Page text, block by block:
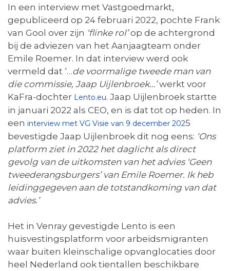
In een interview met Vastgoedmarkt,
gepubliceerd op 24 februari 2022, pochte Frank
van Gool over zijn ‘flinke rol’op de achtergrond
bij de adviezen van het Aanjaagteam onder
Emile Roemer. In dat interview werd ook
vermeld dat ‘…de voormalige tweede man van
die commissie, Jaap Uijlenbroek…’werkt voor
KaFra-dochter Lento.eu. Jaap Uijlenbroek startte
in januari 2022 als CEO, en is dat tot op heden. In
een interview met VG Visie van 9 december 2025
bevestigde Jaap Uijlenbroek dit nog eens: ‘Ons
platform ziet in 2022 het daglicht als direct
gevolg van de uitkomsten van het advies ‘Geen
tweederangsburgers’ van Emile Roemer. Ik heb
leidinggegeven aan de totstandkoming van dat
advies.’
Het in Venray gevestigde Lento is een
huisvestingsplatform voor arbeidsmigranten
waar buiten kleinschalige opvanglocaties door
heel Nederland ook tientallen beschikbare